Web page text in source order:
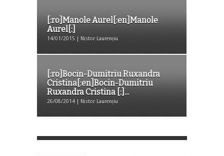
[:ro]Manole Aurel[:en]Manole
Aurel[:]
14/01/2015 | Nistor Laurențiu
[:ro]Bocin-Dumitriu Ruxandra
Cristina[:en]Bocin-Dumitriu
Ruxandra Cristina [:]...
26/08/2014 | Nistor Laurențiu